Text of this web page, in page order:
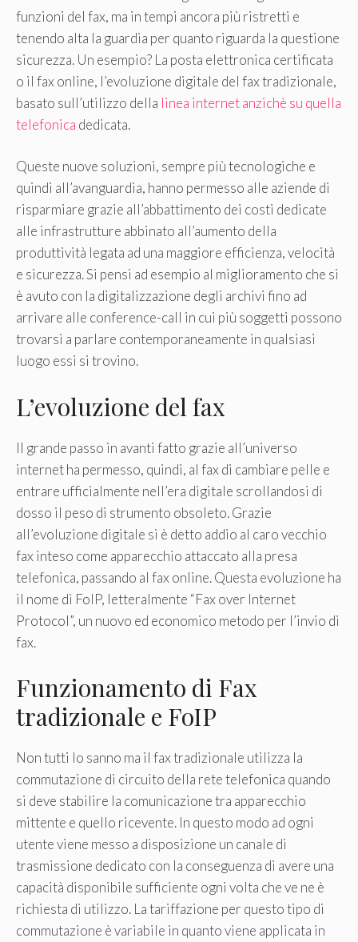
funzioni del fax, ma in tempi ancora più ristretti e
tenendo alta la guardia per quanto riguarda la questione
sicurezza. Un esempio? La posta elettronica certificata
o il fax online, l’evoluzione digitale del fax tradizionale,
basato sull’utilizzo della linea internet anzichè su quella
telefonica dedicata.
Queste nuove soluzioni, sempre più tecnologiche e
quindi all’avanguardia, hanno permesso alle aziende di
risparmiare grazie all’abbattimento dei costi dedicate
alle infrastrutture abbinato all’aumento della
produttività legata ad una maggiore efficienza, velocità
e sicurezza. Si pensi ad esempio al miglioramento che si
è avuto con la digitalizzazione degli archivi fino ad
arrivare alle conference-call in cui più soggetti possono
trovarsi a parlare contemporaneamente in qualsiasi
luogo essi si trovino.
L’evoluzione del fax
Il grande passo in avanti fatto grazie all’universo
internet ha permesso, quindi, al fax di cambiare pelle e
entrare ufficialmente nell’era digitale scrollandosi di
dosso il peso di strumento obsoleto. Grazie
all’evoluzione digitale si è detto addio al caro vecchio
fax inteso come apparecchio attaccato alla presa
telefonica, passando al fax online. Questa evoluzione ha
il nome di FoIP, letteralmente “Fax over Internet
Protocol”, un nuovo ed economico metodo per l’invio di
fax.
Funzionamento di Fax
tradizionale e FoIP
Non tutti lo sanno ma il fax tradizionale utilizza la
commutazione di circuito della rete telefonica quando
si deve stabilire la comunicazione tra apparecchio
mittente e quello ricevente. In questo modo ad ogni
utente viene messo a disposizione un canale di
trasmissione dedicato con la conseguenza di avere una
capacità disponibile sufficiente ogni volta che ve ne è
richiesta di utilizzo. La tariffazione per questo tipo di
commutazione è variabile in quanto viene applicata in